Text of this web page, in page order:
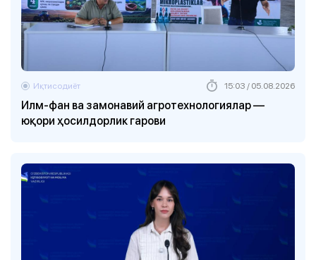
Илм-фан ва замонавий агротехнологиялар —
юқори ҳосилдорлик гарови
Иқтисодиёт 15:03 / 05.08.2026